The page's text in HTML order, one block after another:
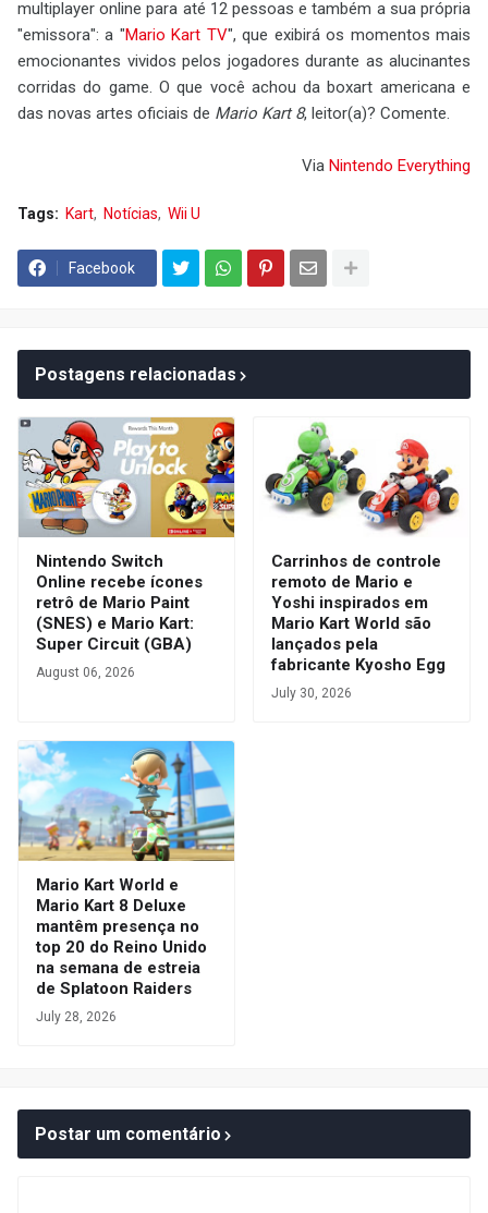
multiplayer online para até 12 pessoas e também a sua própria
"emissora": a "Mario Kart TV", que exibirá os momentos mais
emocionantes vividos pelos jogadores durante as alucinantes
corridas do game. O que você achou da boxart americana e
das novas artes oficiais de Mario Kart 8, leitor(a)? Comente.
Via Nintendo Everything
Tags: Kart Notícias Wii U
Facebook
Postagens relacionadas
Nintendo Switch
Online recebe ícones
retrô de Mario Paint
(SNES) e Mario Kart:
Super Circuit (GBA)
August 06, 2026
Carrinhos de controle
remoto de Mario e
Yoshi inspirados em
Mario Kart World são
lançados pela
fabricante Kyosho Egg
July 30, 2026
Mario Kart World e
Mario Kart 8 Deluxe
mantêm presença no
top 20 do Reino Unido
na semana de estreia
de Splatoon Raiders
July 28, 2026
Postar um comentário